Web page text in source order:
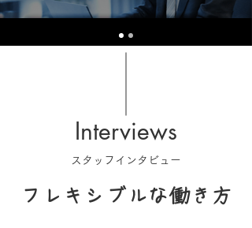
Interviews
​スタッフインタビュー
フレキシブルな働き方